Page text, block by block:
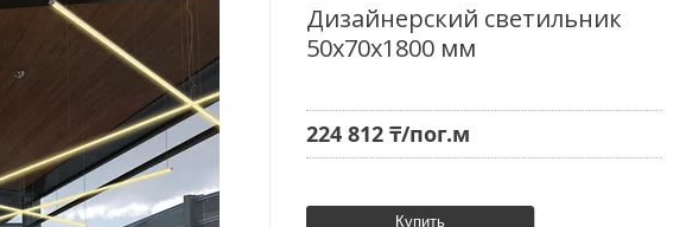
Дизайнерский светильник
50х70х1800 мм
224 812 ₸/пог.м
Купить